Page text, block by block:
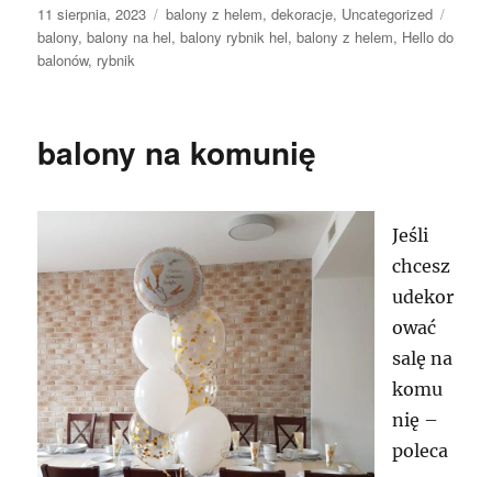
Data
publikacji
11 sierpnia, 2023 Kategorie
balony z helem,dekoracje, Uncategorized
balony,balony na hel,balony rybnik hel,balony z helem, Hello do
balonów, rybnik
balony na komunię
Jeśli
chcesz
udekor
ować
salę na
komu
nię –
poleca